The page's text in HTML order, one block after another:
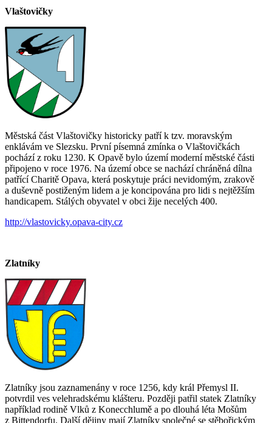
Vlaštovičky
Městská část Vlaštovičky historicky patří k tzv. moravským
enklávám ve Slezsku. První písemná zmínka o Vlaštovičkách
pochází z roku 1230. K Opavě bylo území moderní městské části
připojeno v roce 1976. Na území obce se nachází chráněná dílna
patřící Charitě Opava, která poskytuje práci nevidomým, zrakově
a duševně postiženým lidem a je koncipována pro lidi s nejtěžším
handicapem. Stálých obyvatel v obci žije necelých 400.
http://vlastovicky.opava-city.cz
Zlatníky
Zlatníky jsou zaznamenány v roce 1256, kdy král Přemysl II.
potvrdil ves velehradskému klášteru. Později patřil statek Zlatníky
například rodině Vlků z Konecchlumě a po dlouhá léta Mošům
z Bittendorfu. Další dějiny mají Zlatníky společné se stěbořickým